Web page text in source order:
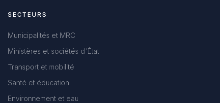
SECTEURS
Municipalités et MRC
Ministères et sociétés d'État
Transport et mobilité
Santé et éducation
Environnement et eau